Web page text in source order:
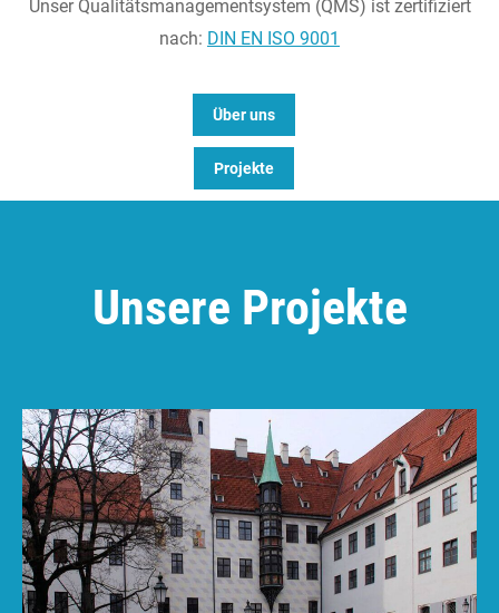
Unser Qualitätsmanagementsystem (QMS) ist zertifiziert
nach: DIN EN ISO 9001
Über uns
Projekte
Unsere Projekte